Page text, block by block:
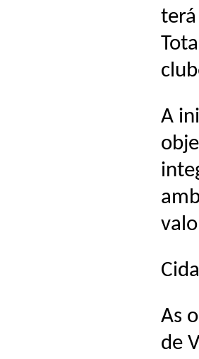
A
As
de